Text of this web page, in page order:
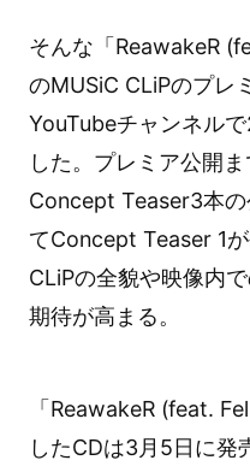
そんな「ReawakeR
のMUSiC CLiPのプレ
YouTubeチャンネル
した。プレミア公開
Concept Teaser3本の
てConcept Teaser 1
CLiPの全貌や映像内
期待が高まる。
「ReawakeR (feat.
したCDは3月5日に発